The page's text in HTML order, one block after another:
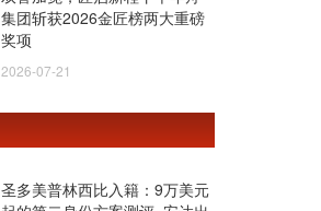
集团斩获2026金匠榜两大重磅
奖项
2026-07-21
圣多美普林西比入籍：9万美元